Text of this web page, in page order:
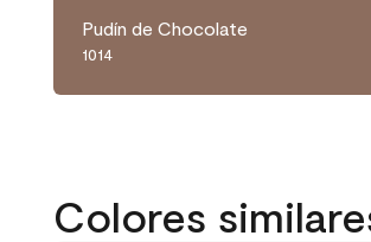
Pudín de Chocolate
1014
Colores